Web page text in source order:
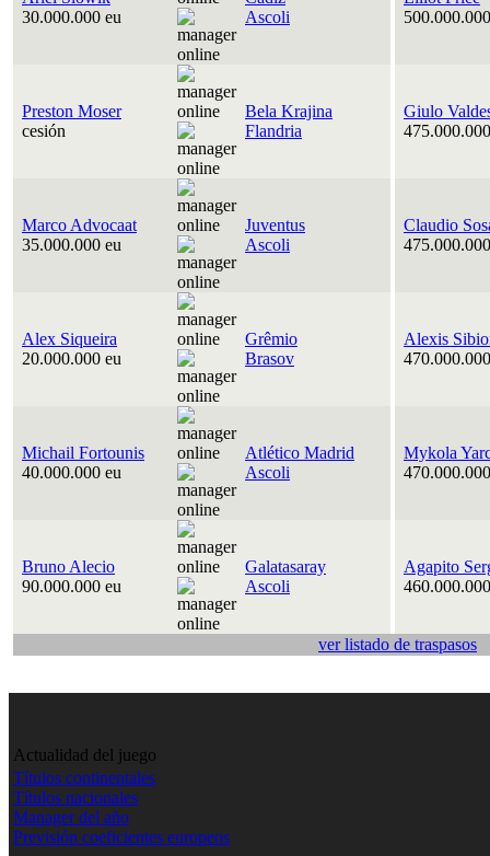
30.000.000 eu
Ascoli
Preston Moser
cesión
Bela Krajina
Flandria
Giulo
Marco Advocaat
35.000.000 eu
Juventus
Ascoli
Claudio
Alex Siqueira
20.000.000 eu
Grêmio
Brasov
Alexis
Michail Fortounis
40.000.000 eu
Atlético Madrid
Ascoli
Mykola
Bruno Alecio
90.000.000 eu
Galatasaray
Ascoli
Agapito
ver listado de traspasos
Actualidad del juego
Títulos continentales
Títulos nacionales
Manager del año
Previsión coeficientes europeos